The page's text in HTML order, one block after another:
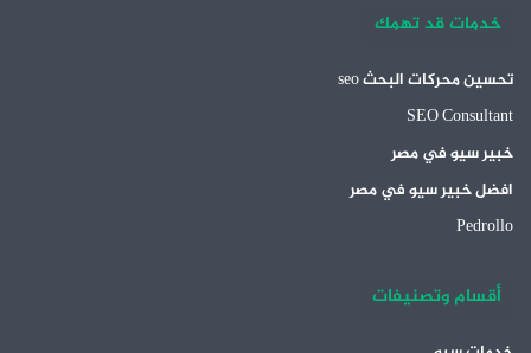
خدمات قد تهمك
تحسين محركات البحث seo
SEO Consultant
خبير سيو في مصر
افضل خبير سيو في مصر
Pedrollo
أقسام وتصنيفات